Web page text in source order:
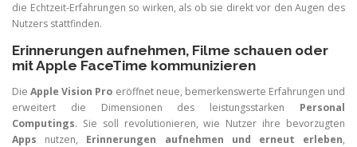
die Echtzeit-Erfahrungen so wirken, als ob sie direkt vor den Augen des
Nutzers stattfinden.
Erinnerungen aufnehmen, Filme schauen oder
mit Apple FaceTime kommunizieren
DieApple Vision Pro eröffnet neue, bemerkenswerte Erfahrungen und
erweitert die Dimensionen des leistungsstarken Personal
Computings. Sie soll revolutionieren, wie Nutzer ihre bevorzugten
Apps nutzen, Erinnerungen aufnehmen und erneut erleben,